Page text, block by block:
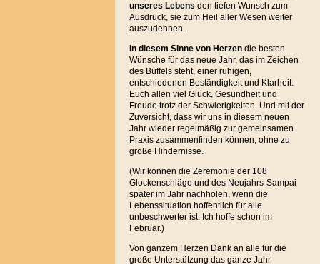
unseres Lebens den tiefen Wunsch zum
Ausdruck, sie zum Heil aller Wesen weiter
auszudehnen.
In diesem Sinne von Herzendie besten
Wünsche für das neue Jahr, das im Zeichen
des Büffels steht, einer ruhigen,
entschiedenen Beständigkeit und Klarheit.
Euch allen viel Glück, Gesundheit und
Freude trotz der Schwierigkeiten. Und mit der
Zuversicht, dass wir uns in diesem neuen
Jahr wieder regelmäßig zur gemeinsamen
Praxis zusammenfinden können, ohne zu
große Hindernisse.
(Wir können die Zeremonie der 108
Glockenschläge und des Neujahrs-Sampai
später im Jahr nachholen, wenn die
Lebenssituation hoffentlich für alle
unbeschwerter ist. Ich hoffe schon im
Februar.)
Von ganzem Herzen Dank an alle für die
große Unterstützung das ganze Jahr